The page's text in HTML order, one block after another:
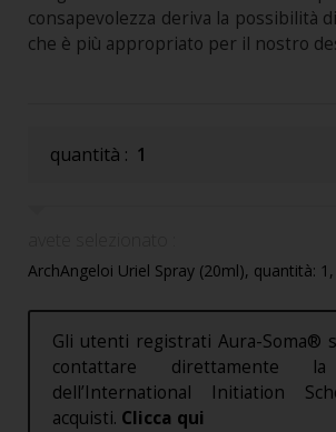
consapevolezza deriva la possibilità
che è più appropriato per il nostro
quantità : 1
ArchAngeloi Uriel Spray (20ml), quantità:
Gli utenti registrati Aura-Soma®
contattare direttamente la
dell’International Initiation
acquisti. Clicca qui